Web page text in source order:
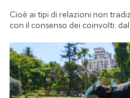
Cioè ai tipi di relazioni non
con il consenso dei coinvolti: